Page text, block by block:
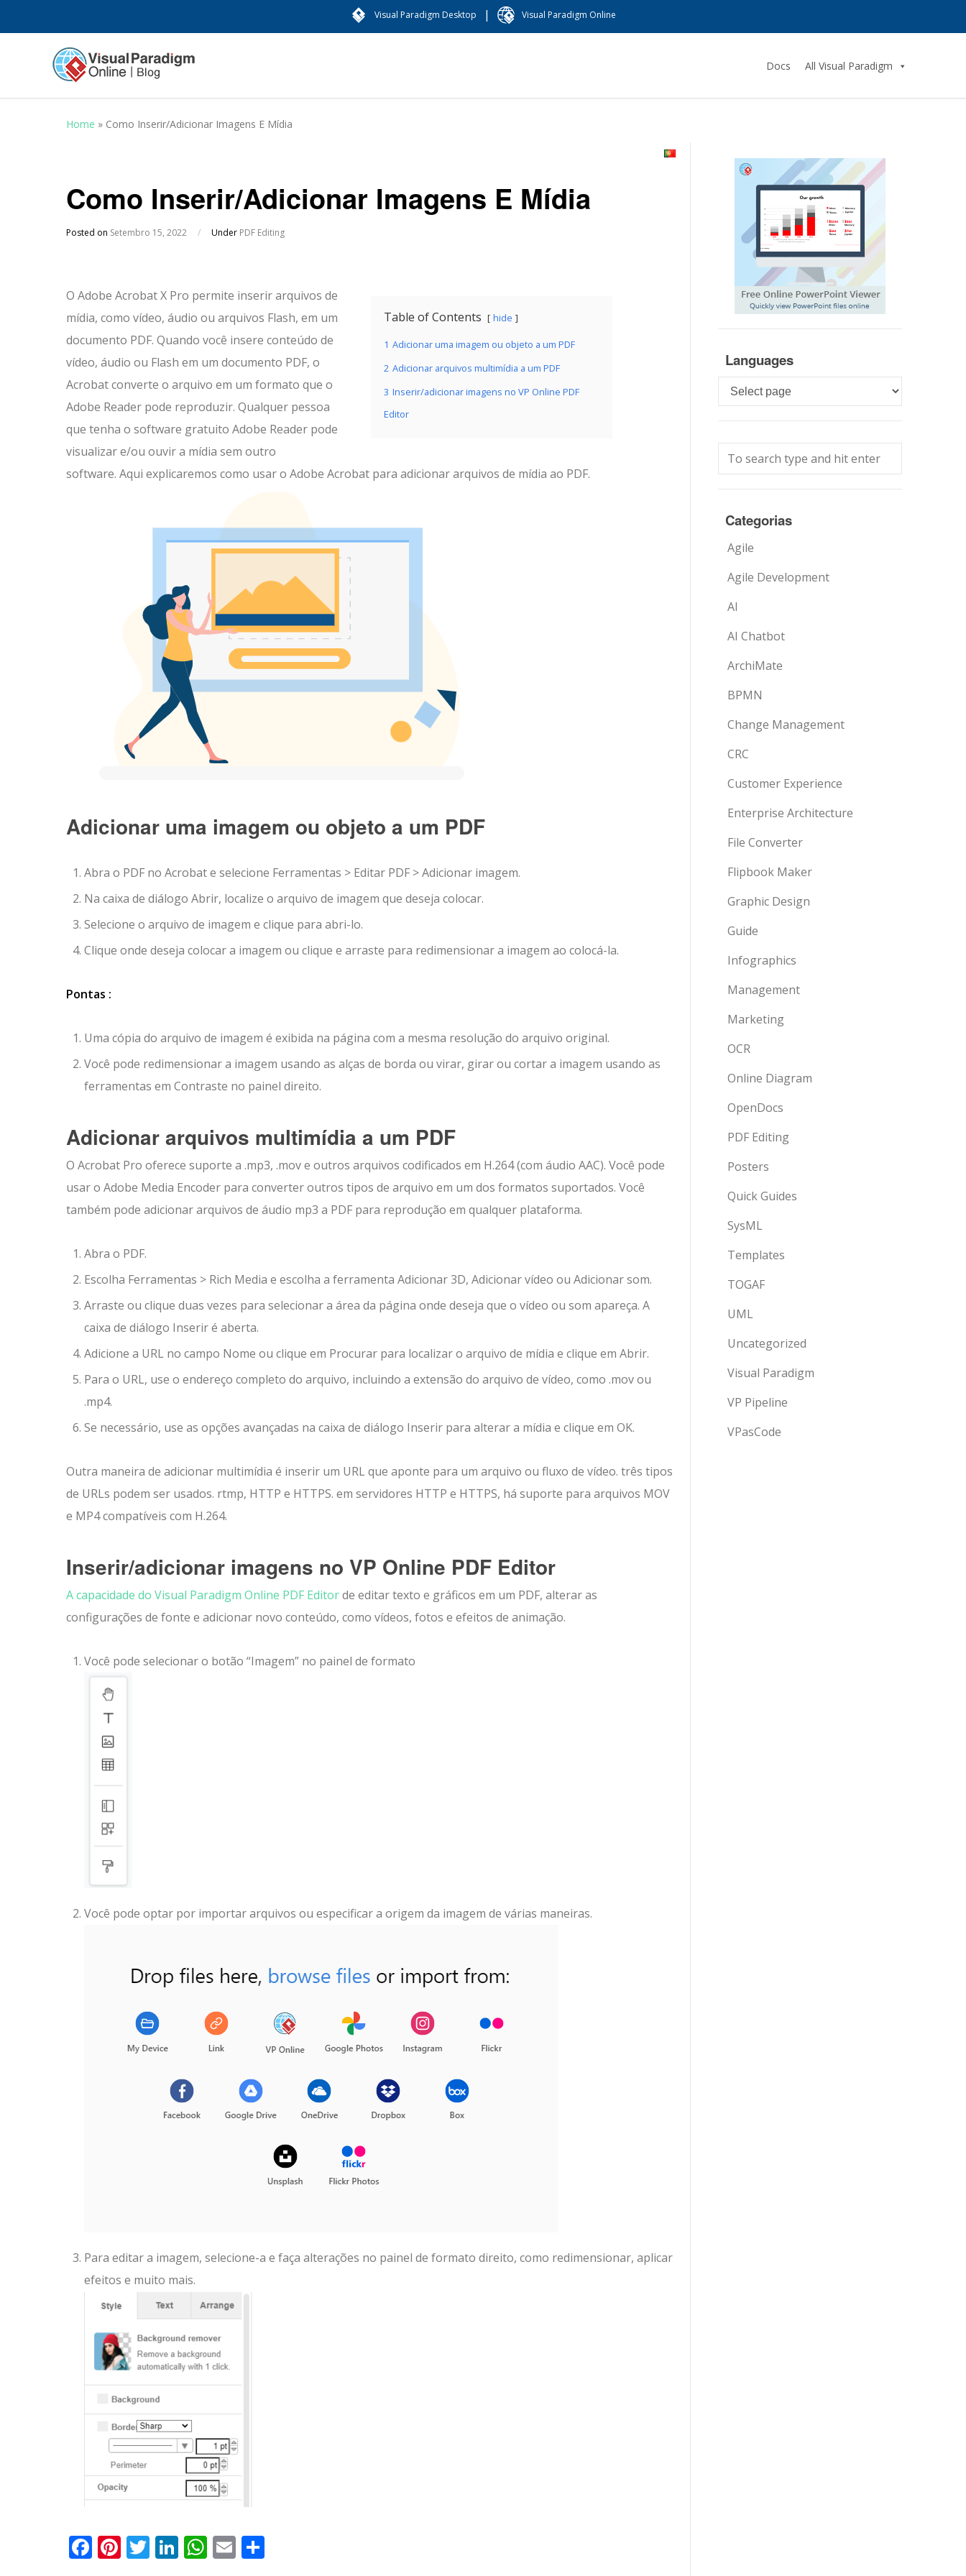
Visual Paradigm Desktop | Visual Paradigm Online
Docs All Visual Paradigm
Home » Como Inserir/Adicionar Imagens E Mídia
Como Inserir/Adicionar Imagens E Mídia
Posted on Setembro 15, 2022 / Under PDF Editing
Table of Contents hide
1 Adicionar uma imagem ou objeto a um PDF
2 Adicionar arquivos multimídia a um PDF
3 Inserir/adicionar imagens no VP Online PDF
Editor
O Adobe Acrobat X Pro permite inserir arquivos de
mídia, como vídeo, áudio ou arquivos Flash, em um
documento PDF. Quando você insere conteúdo de
vídeo, áudio ou Flash em um documento PDF, o
Acrobat converte o arquivo em um formato que o
Adobe Reader pode reproduzir. Qualquer pessoa
que tenha o software gratuito Adobe Reader pode
visualizar e/ou ouvir a mídia sem outro
software. Aqui explicaremos como usar o Adobe Acrobat para adicionar arquivos de mídia ao PDF.
Adicionar uma imagem ou objeto a um PDF
Abra o PDF no Acrobat e selecione Ferramentas > Editar PDF > Adicionar imagem.
Na caixa de diálogo Abrir, localize o arquivo de imagem que deseja colocar.
Selecione o arquivo de imagem e clique para abri-lo.
Clique onde deseja colocar a imagem ou clique e arraste para redimensionar a imagem ao colocá-la.
Pontas :
Uma cópia do arquivo de imagem é exibida na página com a mesma resolução do arquivo original.
Você pode redimensionar a imagem usando as alças de borda ou virar, girar ou cortar a imagem usando as
ferramentas em Contraste no painel direito.
Adicionar arquivos multimídia a um PDF
O Acrobat Pro oferece suporte a .mp3, .mov e outros arquivos codificados em H.264 (com áudio AAC). Você pode
usar o Adobe Media Encoder para converter outros tipos de arquivo em um dos formatos suportados. Você
também pode adicionar arquivos de áudio mp3 a PDF para reprodução em qualquer plataforma.
Abra o PDF.
Escolha Ferramentas > Rich Media e escolha a ferramenta Adicionar 3D, Adicionar vídeo ou Adicionar som.
Arraste ou clique duas vezes para selecionar a área da página onde deseja que o vídeo ou som apareça. A
caixa de diálogo Inserir é aberta.
Adicione a URL no campo Nome ou clique em Procurar para localizar o arquivo de mídia e clique em Abrir.
Para o URL, use o endereço completo do arquivo, incluindo a extensão do arquivo de vídeo, como .mov ou
.mp4.
Se necessário, use as opções avançadas na caixa de diálogo Inserir para alterar a mídia e clique em OK.
Outra maneira de adicionar multimídia é inserir um URL que aponte para um arquivo ou fluxo de vídeo. três tipos
de URLs podem ser usados. rtmp, HTTP e HTTPS. em servidores HTTP e HTTPS, há suporte para arquivos MOV
e MP4 compatíveis com H.264.
Inserir/adicionar imagens no VP Online PDF Editor
A capacidade do Visual Paradigm Online PDF Editorde editar texto e gráficos em um PDF, alterar as
configurações de fonte e adicionar novo conteúdo, como vídeos, fotos e efeitos de animação.
Você pode selecionar o botão “Imagem” no painel de formato
Você pode optar por importar arquivos ou especificar a origem da imagem de várias maneiras.
Para editar a imagem, selecione-a e faça alterações no painel de formato direito, como redimensionar, aplicar
efeitos e muito mais.
Facebook
Pinterest
Twitter
LinkedIn
WhatsApp
Email
Languages
Languages
Categorias
Agile
Agile Development
AI
AI Chatbot
ArchiMate
BPMN
Change Management
CRC
Customer Experience
Enterprise Architecture
File Converter
Flipbook Maker
Graphic Design
Guide
Infographics
Management
Marketing
OCR
Online Diagram
OpenDocs
PDF Editing
Posters
Quick Guides
SysML
Templates
TOGAF
UML
Uncategorized
Visual Paradigm
VP Pipeline
VPasCode